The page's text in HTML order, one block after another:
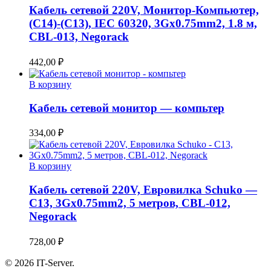
Кабель сетевой 220V, Монитор-Компьютер,
(C14)-(C13), IEC 60320, 3Gx0.75mm2, 1.8 м,
CBL-013, Negorack
442,00 ₽
В корзину
Кабель сетевой монитор — компьтер
334,00 ₽
В корзину
Кабель сетевой 220V, Евровилка Schuko —
C13, 3Gx0.75mm2, 5 метров, CBL-012,
Negorack
728,00 ₽
© 2026 IT-Server.